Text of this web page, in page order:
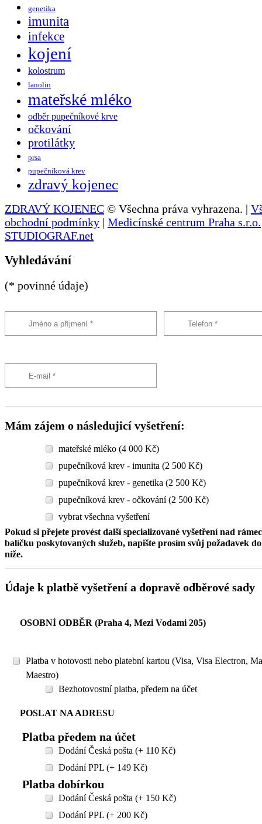
genetika
imunita
infekce
kojení
kolostrum
lanolin
mateřské mléko
odběr pupečníkové krve
očkování
protilátky
prsa
pupečníková krev
zdravý kojenec
ZDRAVÝ KOJENEC © Všechna práva vyhrazena. |
obchodní podmínky | Medicínské centrum Praha s.r.o.
STUDIOGRAF.net
Vyhledávání
(* povinné údaje)
Mám zájem o následujicí vyšetření:
mateřské mléko (4 000 Kč)
pupečníková krev - imunita (2 500 Kč)
pupečníková krev - genetika (2 500 Kč)
pupečníková krev - očkování (2 500 Kč)
vybrat všechna vyšetření
Pokud si přejete provést další specializované vyšetření nad
balíčku poskytovaných služeb, napište prosím svůj požadavek
níže.
Údaje k platbě vyšetření a dopravě odběrové sady
OSOBNÍ ODBĚR (Praha 4, Mezi Vodami 205)
Platba v hotovosti nebo platební kartou (Visa, Visa Electron,
Maestro)
Bezhotovostní platba, předem na účet
POSLAT NA ADRESU
Platba předem na účet
Dodání Česká pošta (+ 110 Kč)
Dodání PPL (+ 149 Kč)
Platba dobírkou
Dodání Česká pošta (+ 150 Kč)
Dodání PPL (+ 200 Kč)